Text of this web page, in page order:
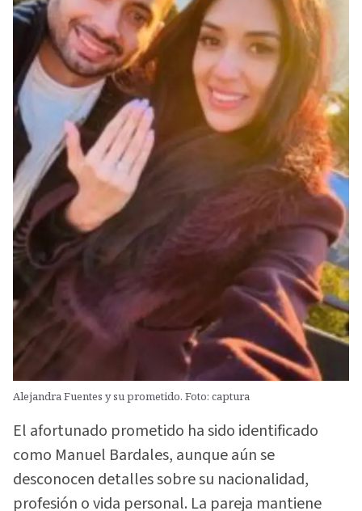
Alejandra Fuentes y su prometido. Foto: captura
El afortunado prometido ha sido identificado
como Manuel Bardales, aunque aún se
desconocen detalles sobre su nacionalidad,
profesión o vida personal. La pareja mantiene